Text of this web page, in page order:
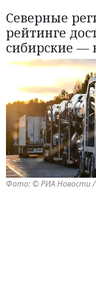
Северные
рейтинге
сибирские —
Фото: © РИА Новости /